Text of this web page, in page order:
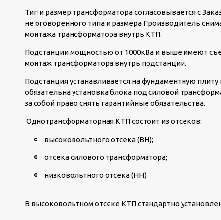
Тип и размер трансформатора согласовывается с
не оговоренного типа и размера Производитель
монтажа трансформатора внутрь КТП.
Подстанции мощностью от 1000кВа и выше имеют
монтаж трансформатора внутрь подстанции.
Подстанция устанавливается на фундаментную
обязательна установка блока под силовой
за собой право снять гарантийные обязательства.
Однотрансформаторная КТП состоит из отсеков:
высоковольтного отсека (ВН);
отсека силового трансформатора;
низковольтного отсека (НН).
В высоковольтном отсеке КТП стандартно